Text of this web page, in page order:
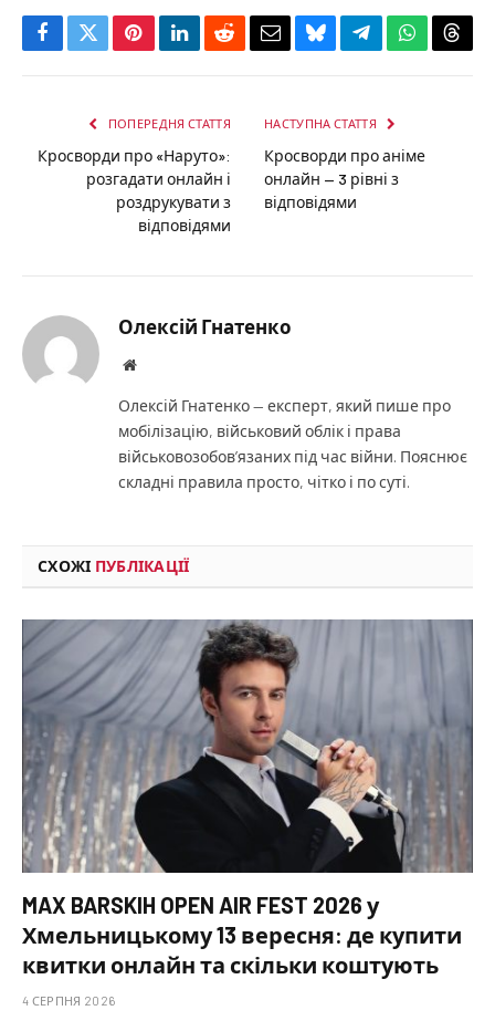
Facebook
TwitterPinterestLinkedInRedditEmailBlueskyTelegramWhatsApp
ПОПЕРЕДНЯ СТАТТЯ
Кросворди про «Наруто»:
розгадати онлайн і
роздрукувати з
відповідями
НАСТУПНА СТАТТЯ
Кросворди про аніме
онлайн — 3 рівні з
відповідями
Олексій Гнатенко
Website
Олексій Гнатенко — експерт, який пише про
мобілізацію, військовий облік і права
військовозобов’язаних під час війни. Пояснює
складні правила просто, чітко і по суті.
СХОЖІ ПУБЛІКАЦІЇ
MAX BARSKIH OPEN AIR FEST 2026 у
Хмельницькому 13 вересня: де купити
квитки онлайн та скільки коштують
4 СЕРПНЯ 2026